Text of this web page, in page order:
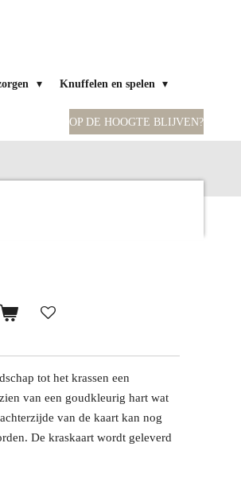
Knuffelen en spelen
OP DE HOOGTE BLIJVEN?
tot het krassen een
van een goudkleurig hart wat
van de kaart kan nog
De kraskaart wordt geleverd